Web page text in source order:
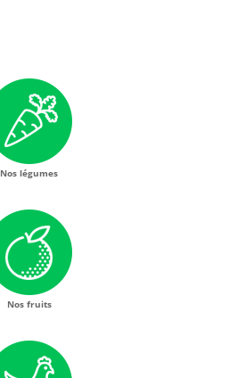
Nos légumes
Nos fruits